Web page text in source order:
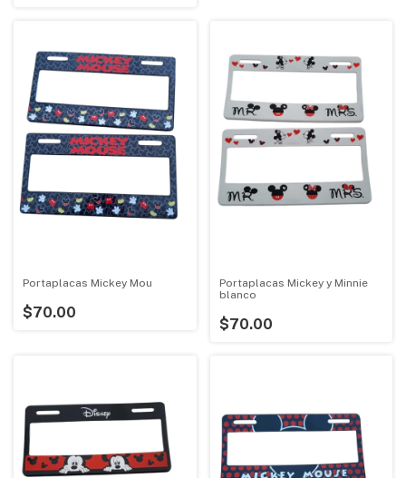
Portaplacas Mickey Mou
$70.00
Portaplacas Mickey y Minnie
blanco
$70.00